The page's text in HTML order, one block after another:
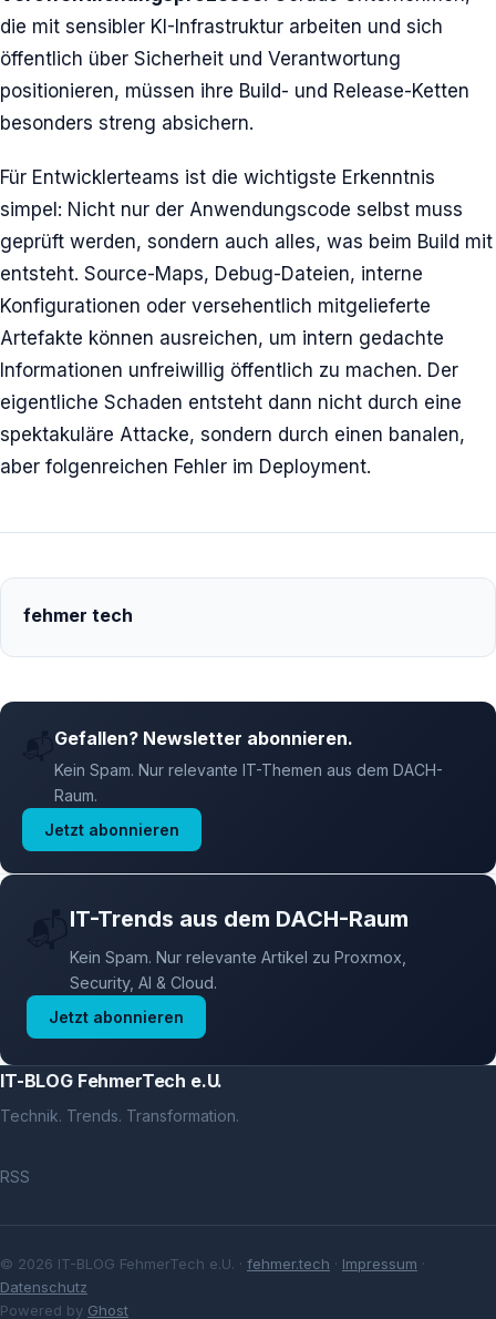
die mit sensibler KI-Infrastruktur arbeiten und sich
öffentlich über Sicherheit und Verantwortung
positionieren, müssen ihre Build- und Release-Ketten
besonders streng absichern.
Für Entwicklerteams ist die wichtigste Erkenntnis
simpel: Nicht nur der Anwendungscode selbst muss
geprüft werden, sondern auch alles, was beim Build mit
entsteht. Source-Maps, Debug-Dateien, interne
Konfigurationen oder versehentlich mitgelieferte
Artefakte können ausreichen, um intern gedachte
Informationen unfreiwillig öffentlich zu machen. Der
eigentliche Schaden entsteht dann nicht durch eine
spektakuläre Attacke, sondern durch einen banalen,
aber folgenreichen Fehler im Deployment.
fehmer tech
Gefallen? Newsletter abonnieren.
Kein Spam. Nur relevante IT-Themen aus dem DACH-
Raum.
Jetzt abonnieren
IT-Trends aus dem DACH-Raum
Kein Spam. Nur relevante Artikel zu Proxmox,
Security, AI & Cloud.
Jetzt abonnieren
IT-BLOG FehmerTech e.U.
Technik. Trends. Transformation.
RSS
© 2026 IT-BLOG FehmerTech e.U. · fehmer.tech · Impressum ·
Datenschutz
Powered by Ghost